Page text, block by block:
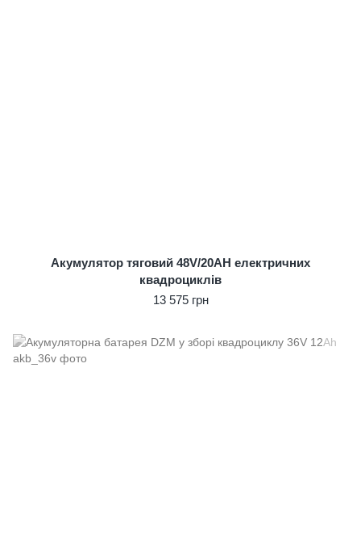
Акумулятор тяговий 48V/20AH електричних
квадроциклів
13 575 грн